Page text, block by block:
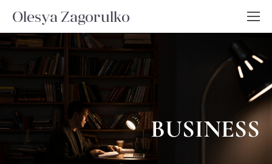
Olesya Zagorulko
BUSINESS